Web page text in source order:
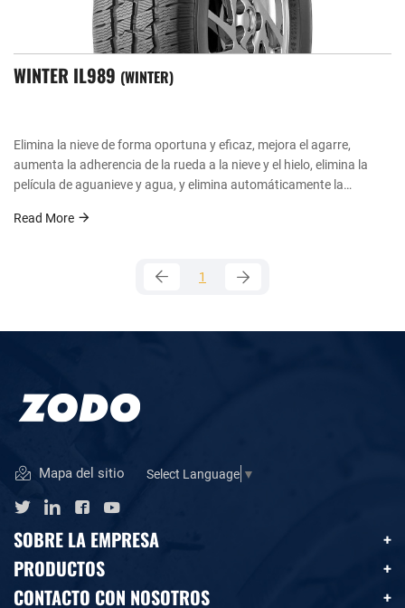
WINTER IL989 WINTER
Elimina la nieve de forma oportuna y eficaz, mejora el agarre,
aumenta la adherencia de la rueda a la nieve y el hielo, elimina la
película de aguanieve y agua, y elimina automáticamente la
rendimiento de autolimpieza.
Read More
1
Mapa del sitio Select Language ▼
SOBRE LA EMPRESA
PRODUCTOS
CONTACTO CON NOSOTROS